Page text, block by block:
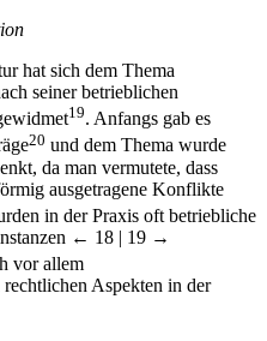
hat sich dem Thema
seiner betrieblichen
19. Anfangs gab es
20 und dem Thema wurde
da man vermutete, dass
ausgetragene Konflikte
in der Praxis oft betriebliche
← 18 | 19 →
vor allem
Aspekten in der